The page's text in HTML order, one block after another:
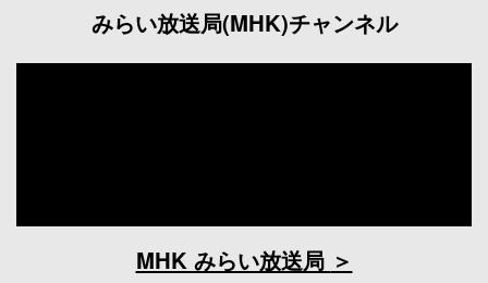
みらい放送局(MHK)チャンネル
MHK みらい放送局